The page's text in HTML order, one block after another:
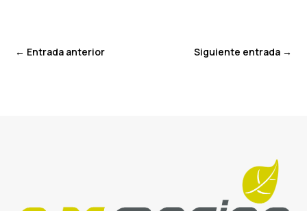
← Entrada anterior Siguiente entrada→